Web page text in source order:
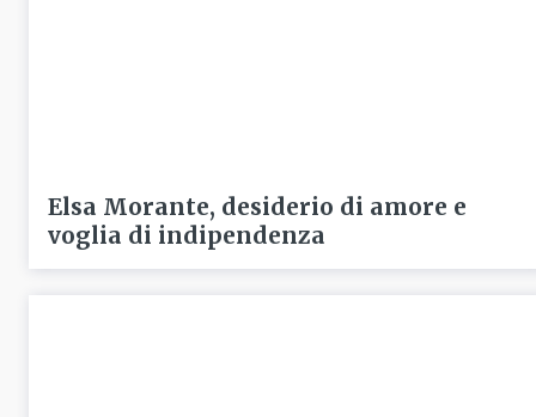
Elsa Morante, desiderio di amore e
voglia di indipendenza